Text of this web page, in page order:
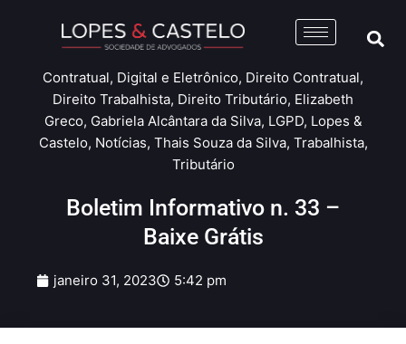
Contratual, Digital e Eletrônico, Direito Contratual,
Direito Trabalhista, Direito Tributário, Elizabeth
Greco, Gabriela Alcântara da Silva, LGPD, Lopes &
Castelo, Notícias, Thais Souza da Silva, Trabalhista,
Tributário
Boletim Informativo n. 33 –
Baixe Grátis
janeiro 31, 2023 5:42 pm